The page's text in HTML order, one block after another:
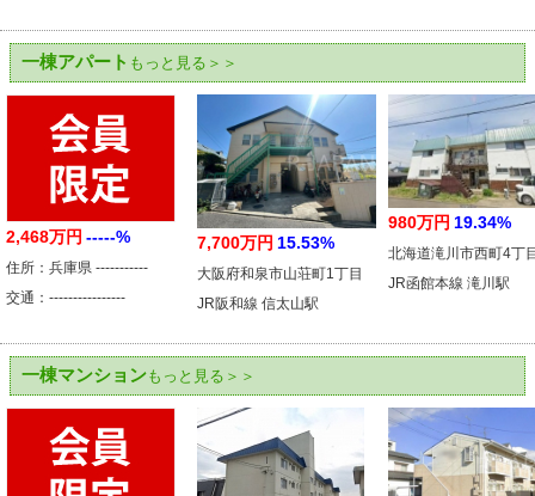
一棟アパート もっと見る＞＞
2,468万円 -----%
住所：兵庫県 -----------
交通：----------------
7,700万円 15.53%
大阪府和泉市山荘町1丁目
JR阪和線 信太山駅
980万円 19.34%
北海道滝川市西町4丁
JR函館本線 滝川駅
一棟マンションもっと見る＞＞